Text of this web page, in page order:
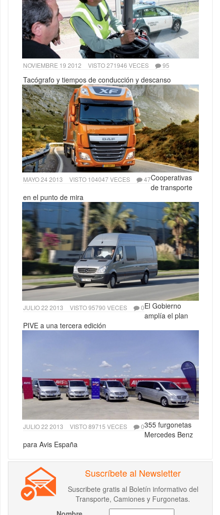
NOVIEMBRE 19 2012 VISTO 271946 VECES 95
Tacógrafo y tiempos de conducción y descanso
MAYO 24 2013 VISTO 104047 VECES 47Cooperativas
de transporte
en el punto de mira
JULIO 22 2013 VISTO 95790 VECES 0El Gobierno
amplía el plan
PIVE a una tercera edición
JULIO 22 2013 VISTO 89715 VECES 0355 furgonetas
Mercedes Benz
para Avis España
Suscríbete al Newsletter
Suscribete gratis al Boletín informativo del
Transporte, Camiones y Furgonetas.